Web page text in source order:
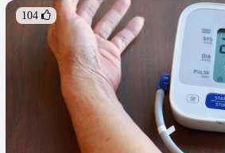
し周知のことと思いますが、逆に過度に
健康への悪影響が示唆されています。
104 